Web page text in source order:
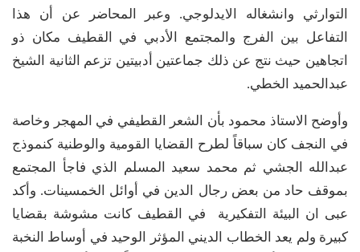
التوارثي وانشغاله الايدلوجي. وعبر المحاضر عن أن هذا
التفاعل بين الفرج والمجتمع الأدبي في القطيف مكان ذو
اتجاهين حيث نتج عن ذلك جماعتين أدبيتين تزعم الثانية الشيخ
عبدالحميد الخطي.
وأوضح الاستاذ محمود بأن الشعر القطيفي في المهجر وخاصة
في النجف كان سباقاً لطرح القضايا القومية والوطنية كنموذج
عبدالله الجشي ثم محمد سعيد المسلم الذي فاجأ المجتمع
بموقف حاد من بعض رجال الدين في أوائل الخمسينات. وأكد
عبى ان البيئة التفكيرية في القطيف كانت مشوشة بقضايا
كبيرة ولم يعد الخطاب الديني المؤثر الوحيد في أوساط النخبة